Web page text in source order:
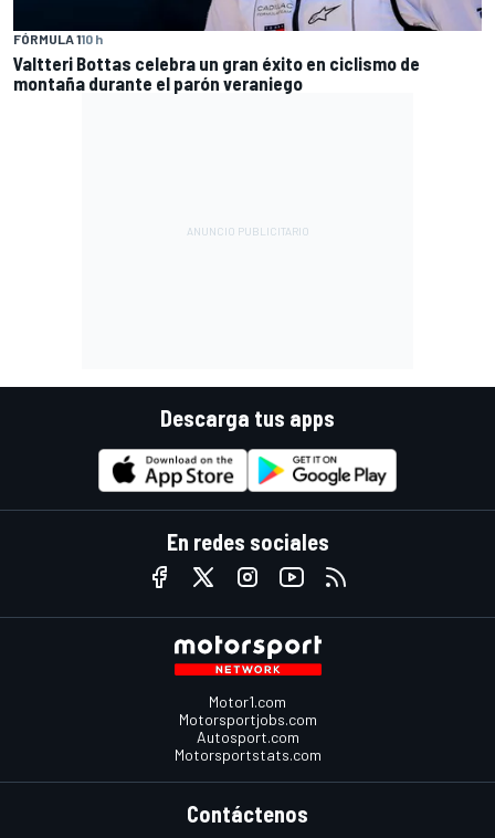
FÓRMULA 110 h
Valtteri Bottas celebra un gran éxito en ciclismo de
montaña durante el parón veraniego
Descarga tus apps
En redes sociales
Motor1.com
Motorsportjobs.com
Autosport.com
Motorsportstats.com
Contáctenos